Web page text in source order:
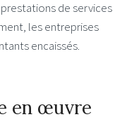
de services
les entreprises
encaissés.
en œuvre